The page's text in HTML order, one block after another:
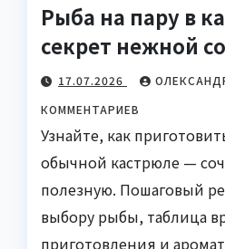
Рыба на пару в
секрет нежной
17.07.2026
КОММЕНТАРИЕВ
Узнайте, как
обычной кастрюле —
полезную. Пошаговый
выбору рыбы, таблица
приготовления и